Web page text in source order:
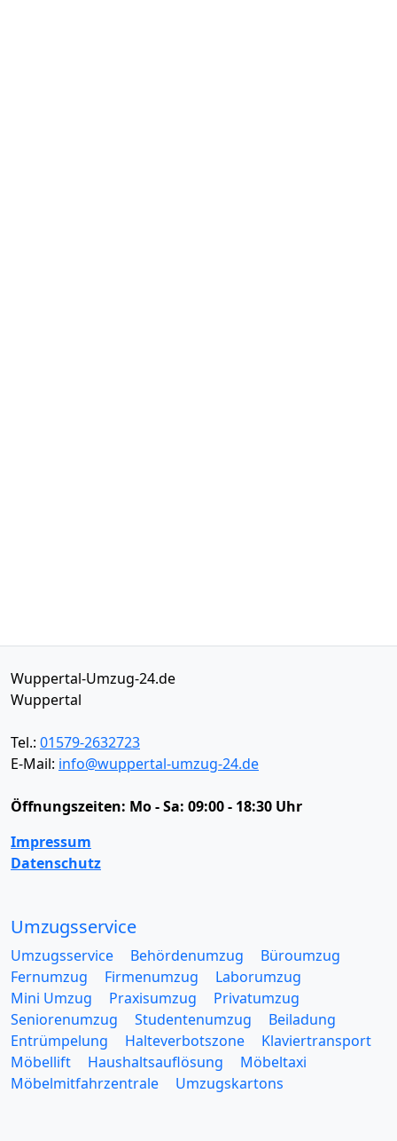
Wuppertal-Umzug-24.de
Wuppertal
Tel.: 01579-2632723
E-Mail: info@wuppertal-umzug-24.de
Öffnungszeiten: Mo - Sa: 09:00 - 18:30 Uhr
Impressum
Datenschutz
Umzugsservice
Umzugsservice Behördenumzug
Büroumzug
Fernumzug
Firmenumzug
Laborumzug
Mini Umzug
Praxisumzug
Privatumzug
Seniorenumzug
Studentenumzug
Beiladung
Entrümpelung
Halteverbotszone
Klaviertransport
Möbellift
Haushaltsauflösung
Möbeltaxi
Möbelmitfahrzentrale
Umzugskartons